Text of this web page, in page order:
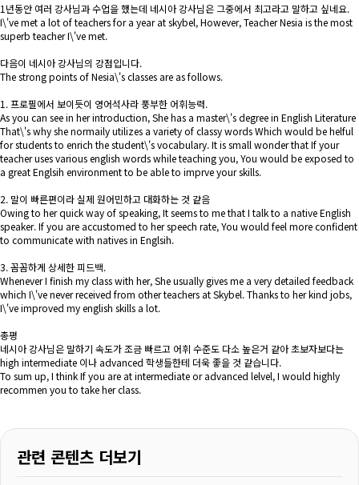
1년동안 여러 강사님과 수업을 했는데 네시아 강사님은 그중에서 최고라고 말하고 싶네요.
I\'ve met a lot of teachers for a year at skybel, However, Teacher Nesia is the most
superb teacher I\'ve met.
다음이 네시아 강사님의 강점입니다.
The strong points of Nesia\'s classes are as follows.
1. 프로필에서 보이듯이 영어석사라 풍부한 어휘능력.
As you can see in her introduction, She has a master\'s degree in English Literature
That\'s why she normaily utilizes a variety of classy words Which would be helful
for students to enrich the student\'s vocabulary. It is small wonder that If your
teacher uses various english words while teaching you, You would be exposed to
a great Englsih environment to be able to imprve your skills.
2. 말이 빠른편이라 실제 원어민하고 대화하는 것 같음
Owing to her quick way of speaking, It seems to me that I talk to a native English
speaker. If you are accustomed to her speech rate, You would feel more confident
to communicate with natives in Englsih.
3. 꼼꼼하게 상세한 피드백.
Whenever I finish my class with her, She usually gives me a very detailed feedback
which I\'ve never received from other teachers at Skybel. Thanks to her kind jobs,
I\'ve improved my english skills a lot.
총평
네시아 강사님은 말하기 속도가 조금 빠르고 어휘 수준도 다소 높은거 같아 초보자보다는
high intermediate 이나 advanced 학생들한테 더욱 좋을 것 같습니다.
To sum up, I think If you are at intermediate or advanced lelvel, I would highly
recommen you to take her class.
관련 콘텐츠 더보기